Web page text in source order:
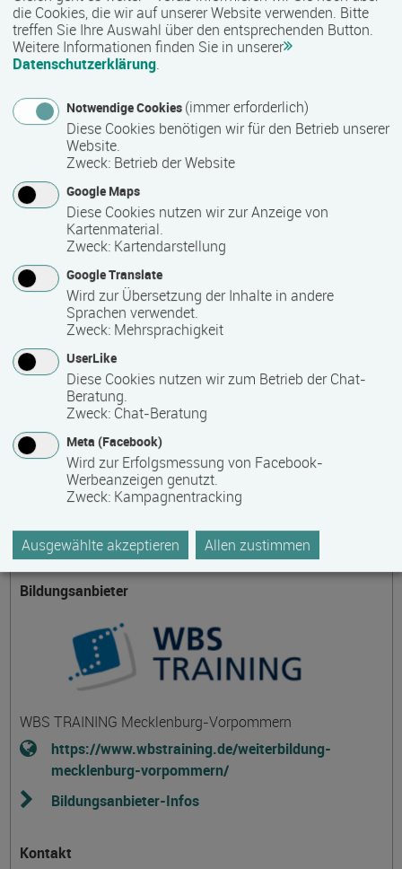
Mindest­teilnehmer­anzahl
Maximale Teilnehmerzahl
24
Teilnahmegebühr
0,00 €
Bitte kontaktieren Sie den Bildungsanbieter direkt, um
detaillierte Preisinformationen zu erhalten
Hinweis des Datenbankbetreibers: Bitte erfragen Sie beim
Anbieter eventuell auftretende Nebenkosten!
Themengebiet
Gesundheit, Pflege und Medizin
Bildungsanbieter
WBS TRAINING Mecklenburg-Vorpommern
https://www.wbstraining.de/weiterbildung-
mecklenburg-vorpommern/
Bildungsanbieter-Infos
Kontakt
die Cookies, die wir auf unserer Website verwenden. Bitte
treffen Sie Ihre Auswahl über den entsprechenden Button.
Weitere Informationen finden Sie in unserer
Datenschutzerklärung.
Notwendige Cookies (immer erforderlich)
Diese Cookies benötigen wir für den Betrieb unserer
Website.
Zweck: Betrieb der Website
Google Maps
Diese Cookies nutzen wir zur Anzeige von
Kartenmaterial.
Zweck: Kartendarstellung
Google Translate
Wird zur Übersetzung der Inhalte in andere
Sprachen verwendet.
Zweck: Mehrsprachigkeit
UserLike
Diese Cookies nutzen wir zum Betrieb der Chat-
Beratung.
Zweck: Chat-Beratung
Meta (Facebook)
Wird zur Erfolgsmessung von Facebook-
Werbeanzeigen genutzt.
Zweck: Kampagnentracking
Ausgewählte akzeptieren Allen zustimmen